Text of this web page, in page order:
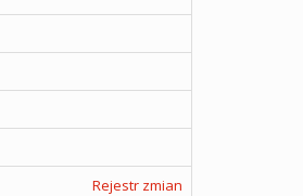
Rejestr zmian